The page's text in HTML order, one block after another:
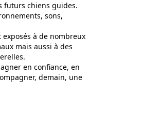
futurs chiens guides.
sons,
à de nombreux
mais aussi à des
en confiance, en
demain, une